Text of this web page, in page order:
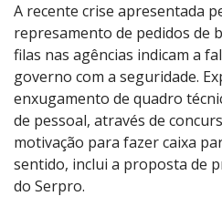
A recente crise apresentada
represamento de pedidos de
filas nas agências indicam a
governo com a seguridade.
enxugamento de quadro
de pessoal, através de
motivação para fazer caixa
sentido, inclui a proposta de
do Serpro.